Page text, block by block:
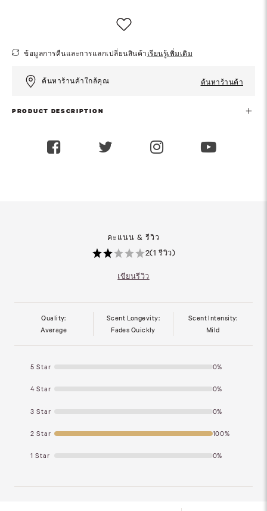
ข้อมูลการคืนและการแลกเปลี่ยนสินค้า เรียนรู้เพิ่มเติม
ค้นหาร้านค้าใกล้คุณ ค้นหาร้านค้า
PRODUCT DESCRIPTION
คะแนน & รีวิว
2(1 รีวิว)
เขียนรีวิว
Quality:
Average
Scent Longevity:
Fades Quickly
Scent Intensity:
Mild
5 Star 0%
4 Star 0%
3 Star 0%
2 Star 100%
1 Star 0%